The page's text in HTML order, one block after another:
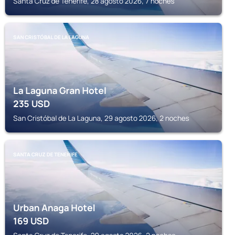
SAN CRISTÓBAL DE LA LAGUNA
La Laguna Gran Hotel
235USD
San Cristóbal de La Laguna, 29 agosto 2026, 2 noches
SANTA CRUZ DE TENERIFE
Urban Anaga Hotel
169USD